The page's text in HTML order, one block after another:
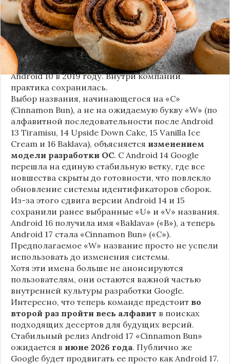
корицей»).
Это решение продолжает знаменитую традицию
Google называть версии Android в честь
сладостей и десертов (Cupcake, Donut, KitKat и
т.д.), хотя компанияпрекратила публично
использовать эти именас момента выхода
Android 10 в 2019 году. Внутри компании
практика сохранилась.
Выбор названия, начинающегося на «C»
(Cinnamon Bun), а не на ожидаемую букву «W» (по
алфавитной последовательности после Android
13 Tiramisu, 14 Upside Down Cake, 15 Vanilla Ice
Cream и 16 Baklava), объясняется изменением
модели разработки ОС. С Android 14 Google
перешла на единую стабильную ветку, где все
новшества скрыты до готовности, что повлекло
обновление системы идентификаторов сборок.
Из-за этого сдвига версии Android 14 и 15
сохранили ранее выбранные «U» и «V» названия.
Android 16 получила имя «Baklava» («B»), а теперь
Android 17 стала «Cinnamon Bun» («C»).
Предполагаемое «W» название просто не успели
использовать до изменения системы.
Хотя эти имена больше не анонсируются
пользователям, они остаются важной частью
внутренней культуры разработки Google.
Интересно, что теперь команде предстоит во
второй раз пройти весь алфавит в поисках
подходящих десертов для будущих версий.
Стабильный релиз Android 17 «Cinnamon Bun»
ожидается в июне 2026 года. Публично же
Google будет продвигать ее просто как Android 17.